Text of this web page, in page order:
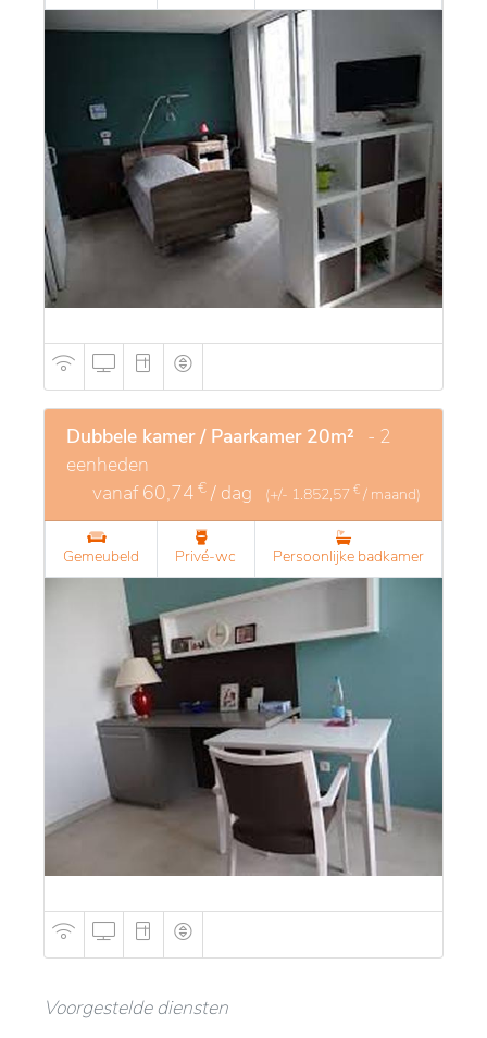
Dubbele kamer / Paarkamer 20m² - 2
eenheden
vanaf60,74 € / dag (+/- 1.852,57 € / maand)
Gemeubeld Privé-wc Persoonlijke badkamer
Voorgestelde diensten